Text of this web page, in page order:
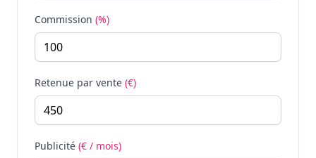
Commission (%)
Retenue par vente (€)
Publicité (€ / mois)